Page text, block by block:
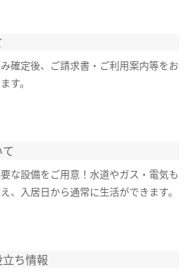
確定後、ご請求書・ご利用案内等をお
す。
な設備をご用意！水道やガス・電気も
、入居日から通常に生活ができます。
ち情報